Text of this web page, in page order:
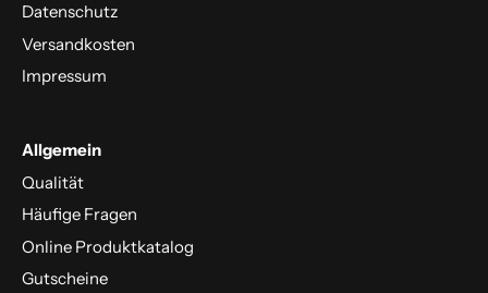
Datenschutz
Versandkosten
Impressum
Allgemein
Qualität
Häufige Fragen
Online Produktkatalog
Gutscheine